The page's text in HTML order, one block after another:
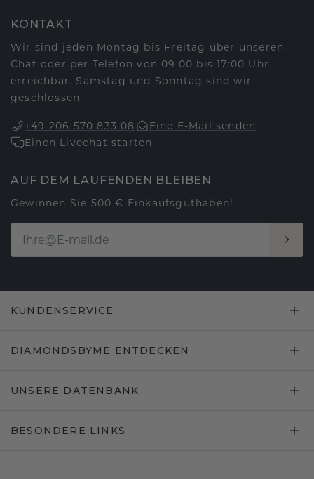
KONTAKT
Wir sind jeden Montag bis Freitag über unseren
Chat oder per Telefon von 09:00 bis 17:00 Uhr
erreichbar. Samstag und Sonntag sind wir
geschlossen.
+49 206 570 833 08
Eine E-Mail senden
Einen Livechat starten
AUF DEM LAUFENDEN BLEIBEN
Gewinnen Sie 500 € Einkaufsguthaben!
KUNDENSERVICE
DIAMONDSBYME ENTDECKEN
UNSERE DATENBANK
BESONDERE LINKS